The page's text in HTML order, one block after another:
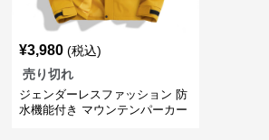
¥3,980 (税込)
売り切れ
ジェンダーレスファッション 防
水機能付き マウンテンパーカー